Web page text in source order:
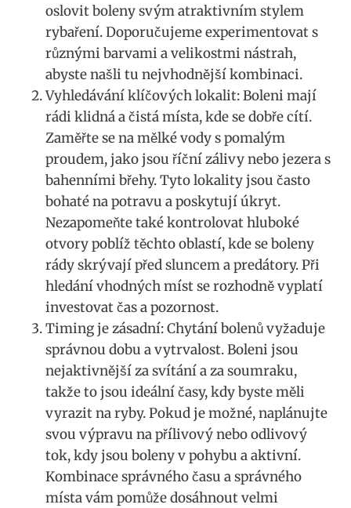
oslovit boleny svým atraktivním ⁢stylem
rybaření. Doporučujeme‌ experimentovat s⁣
různými barvami‍ a velikostmi nástrah,
abyste našli tu nejvhodnější kombinaci.
Vyhledávání klíčových lokalit: ‍Boleni mají
rádi klidná a čistá‌ místa,⁤ kde se ‍dobře cítí.
Zaměřte se na mělké ​vody s pomalým
proudem, jako jsou říční zálivy nebo jezera s
bahenními břehy. Tyto lokality jsou často
⁣bohaté na potravu a poskytují úkryt.
Nezapomeňte také kontrolovat hluboké
otvory poblíž těchto oblastí, kde se boleny
rády skrývají‌ před sluncem a⁢ predátory. Při
hledání vhodných míst se rozhodně vyplatí
investovat čas a pozornost.
Timing je‌ zásadní: Chytání bolenů vyžaduje
správnou⁣ dobu a vytrvalost. Boleni jsou
nejaktivnější za svítání a za soumraku,
takže to jsou ideální ⁤časy, kdy byste měli
‌vyrazit na ryby. Pokud je možné, naplánujte
svou výpravu ⁤na přílivový nebo odlivový
tok, kdy jsou boleny⁤ v pohybu a aktivní.
Kombinace správného času ‍a správného⁤
místa vám pomůže dosáhnout velmi⁣